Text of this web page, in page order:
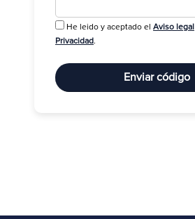
He leido y aceptado el Aviso legal
Privacidad.
Enviar código